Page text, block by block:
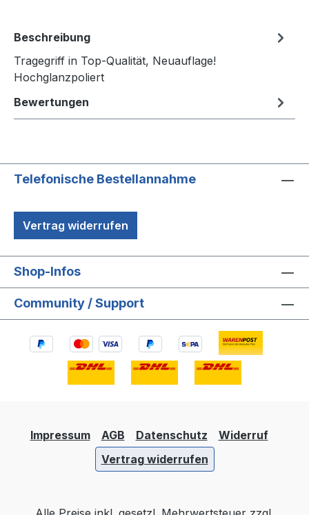
Beschreibung
Tragegriff in Top-Qualität, Neuauflage!
Hochglanzpoliert
Bewertungen
Telefonische Bestellannahme
Vertrag widerrufen
Shop-Infos
Community / Support
Impressum AGB Datenschutz
Widerruf
Vertrag widerrufen